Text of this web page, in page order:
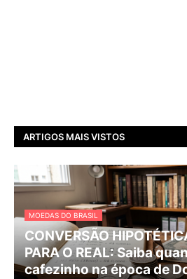
ARTIGOS MAIS VISTOS
MOEDAS DO BRASIL
CONVERSÃO
PARA O REAL: Saiba
cafezinho na época de